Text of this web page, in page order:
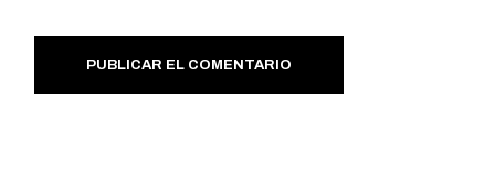
PUBLICAR EL COMENTARIO